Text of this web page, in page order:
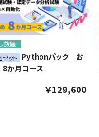
放題
ット
Pythonパック お
8か月コース
￥129,600